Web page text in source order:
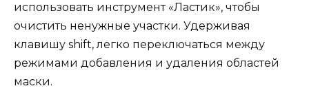
использовать инструмент «Ластик», чтобы
очистить ненужные участки. Удерживая
клавишу shift, легко переключаться между
режимами добавления и удаления областей
маски.